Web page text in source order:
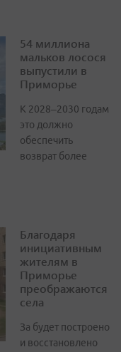
54 миллиона
мальков лосося
выпустили в
Приморье
К 2028–2030 годам
это должно
обеспечить
возврат более
Благодаря
инициативным
жителям в
Приморье
преображаются
села
За будет построено
и восстановлено